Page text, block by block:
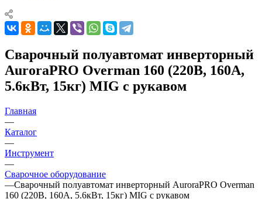
Сварочный полуавтомат инверторный
AuroraPRO Overman 160 (220В, 160А,
5.6кВт, 15кг) MIG с рукавом
Главная
—
Каталог
—
Инструмент
—
Сварочное оборудование
—Сварочный полуавтомат инверторный AuroraPRO Overman
160 (220В, 160А, 5.6кВт, 15кг) MIG с рукавом